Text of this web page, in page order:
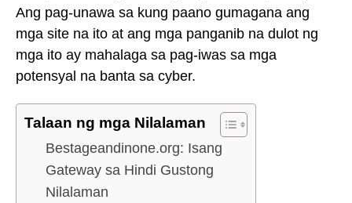
Ang pag-unawa sa kung paano gumagana ang
mga site na ito at ang mga panganib na dulot ng
mga ito ay mahalaga sa pag-iwas sa mga
potensyal na banta sa cyber.
Talaan ng mga Nilalaman
Bestageandinone.org: Isang
Gateway sa Hindi Gustong
Nilalaman